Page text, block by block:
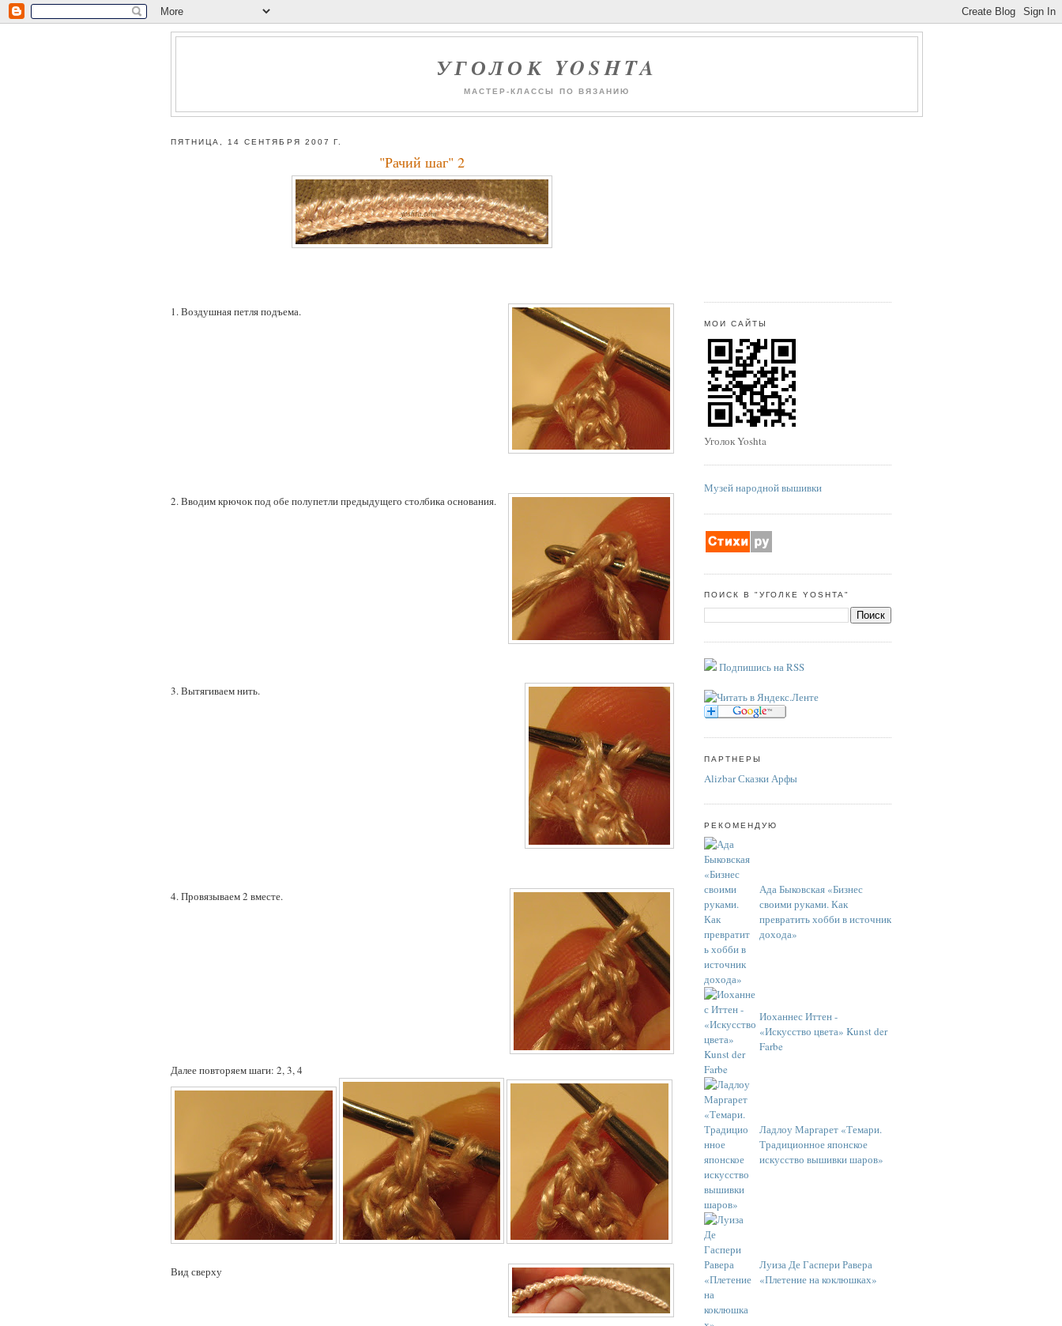
УГОЛОК YOSHTA
МАСТЕР-КЛАССЫ ПО ВЯЗАНИЮ
ПЯТНИЦА, 14 СЕНТЯБРЯ 2007 Г.
"Рачий шаг" 2
1. Воздушная петля подъема.
2. Вводим крючок под обе полупетли предыдущего столбика основания.
3. Вытягиваем нить.
4. Провязываем 2 вместе.
Далее повторяем шаги: 2, 3, 4
Вид сверху
МОИ САЙТЫ
Уголок Yoshta
Музей народной вышивки
ПОИСК В "УГОЛКЕ YOSHTA"
Подпишись на RSS
ПАРТНЕРЫ
Alizbar Сказки Арфы
РЕКОМЕНДУЮ
Ада Быковская «Бизнес
своими руками. Как
превратить хобби в источник
дохода»
Иоханнес Иттен -
«Искусство цвета» Kunst der
Farbe
Ладлоу Маргарет «Темари.
Традиционное японское
искусство вышивки шаров»
Луиза Де Гаспери Равера
«Плетение на коклюшках»